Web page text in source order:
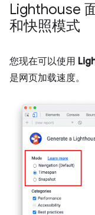
Lighthouse
和快照模式
您现在可以使用
是网页加载速度。